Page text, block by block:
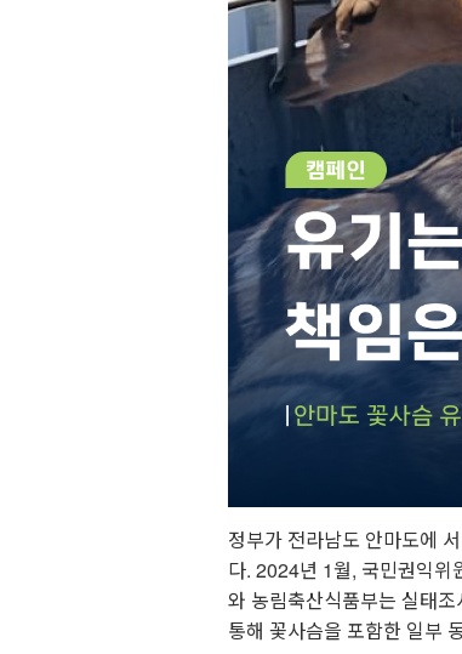
정부가 전라남도 안마도에
다. 2024년 1월, 국민권익위
와 농림축산식품부는 실태
통해 꽃사슴을 포함한 일부